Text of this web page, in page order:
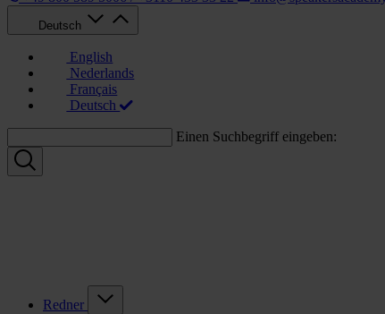
Deutsch
English
Nederlands
Français
Deutsch
Einen Suchbegriff eingeben:
Redner